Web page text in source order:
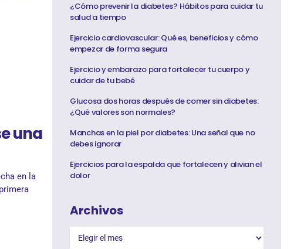
una
en la
¿Cómo prevenir la diabetes? Hábitos para cuidar tu
salud a tiempo
Ejercicio cardiovascular: Qué es, beneficios y cómo
empezar de forma segura
Ejercicio y embarazo para fortalecer tu cuerpo y
cuidar de tu bebé
Glucosa dos horas después de comer sin diabetes:
¿Qué valores son normales?
Manchas en la piel por diabetes: Una señal que no
debes ignorar
Ejercicios para la espalda que fortalecen y alivian el
dolor
Archivos